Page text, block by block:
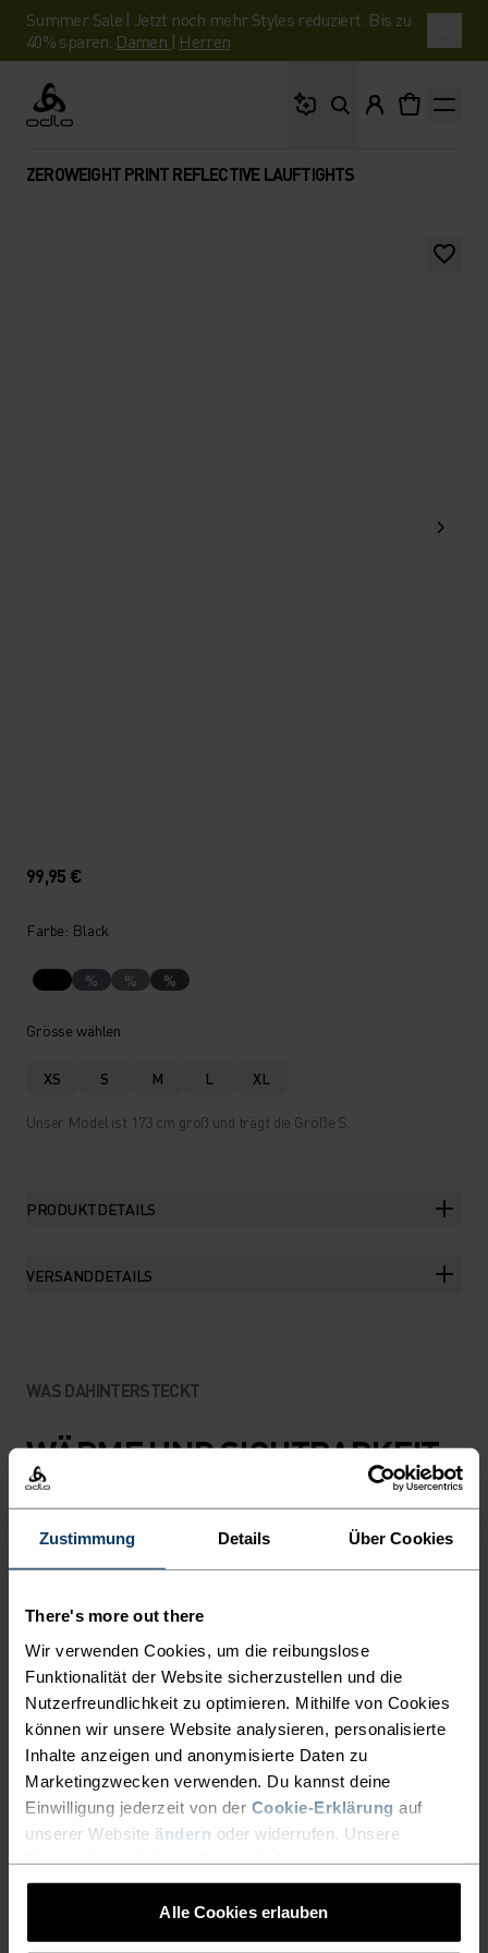
Zustimmung Details Über Cookies
There's more out there
Wir verwenden Cookies, um die reibungslose
Funktionalität der Website sicherzustellen und die
Nutzerfreundlichkeit zu optimieren. Mithilfe von Cookies
können wir unsere Website analysieren, personalisierte
Inhalte anzeigen und anonymisierte Daten zu
Marketingzwecken verwenden. Du kannst deine
Einwilligung jederzeit von der Cookie-Erklärung auf
unserer Website ändern oder widerrufen. Unsere
Alle Cookies erlauben
Summer Sale | Jetzt noch mehr Styles reduziert. Bis zu
40% sparen. Damen | Herren
Odlo
ZEROWEIGHT PRINT REFLECTIVE LAUFTIGHTS
99,95 €
Farbe: Black
% % %
Grösse wählen
XS S M L XL
Unser Model ist 173 cm groß und trägt die Größe S.
PRODUKTDETAILS
VERSANDDETAILS
WAS DAHINTERSTECKT
WÄRME UND SICHTBARKEIT
FÜR DEINE LÄUFE.
Print-Tights aus 71 Prozent recyceltem
mittelschweren Polyester. Der reflektierende Print
macht dich beim Laufen im Dunkeln rundum
besser sichtbar. Eine Handytasche, eine verdeckte
Seitentasche und ein verstellbarer Bund runden
das Design ab. Die idealen Tights für dein
tägliches Training – egal zu welcher Uhrzeit.
Mach Tempo. In absolutem Komfort.
LEICHTER SCHNELLER